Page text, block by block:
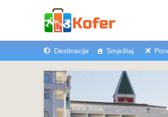
Destinacije Smještaj